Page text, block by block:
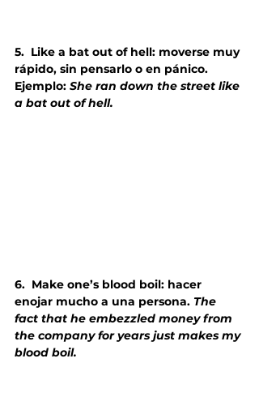
5. Like a bat out of hell: moverse muy
rápido, sin pensarlo o en pánico.
Ejemplo: She ran down the street like
a bat out of hell.
6. Make one’s blood boil: hacer
enojar mucho a una persona. The
fact that he embezzled money from
the company for years just makes my
blood boil.